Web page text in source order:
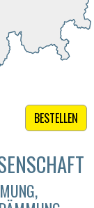
BESTELLEN